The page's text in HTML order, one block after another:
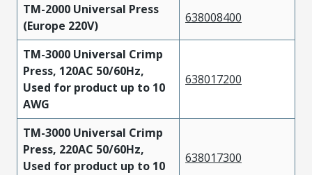
TM-2000 Universal Press
(Europe 220V)
638008400
TM-3000 Universal Crimp
Press, 120AC 50/60Hz,
Used for product up to 10
AWG
638017200
TM-3000 Universal Crimp
Press, 220AC 50/60Hz,
Used for product up to 10
638017300